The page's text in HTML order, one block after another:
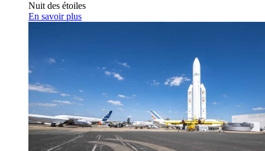
Nuit des étoiles
En savoir plus